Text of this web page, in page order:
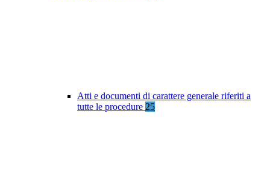
Atti e documenti di carattere generale riferiti a
tutte le procedure 25